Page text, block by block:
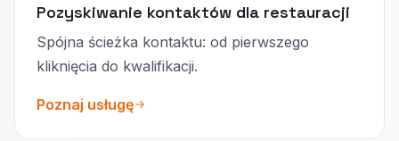
Pozyskiwanie kontaktów dla restauracji
Spójna ścieżka kontaktu: od pierwszego
kliknięcia do kwalifikacji.
Poznaj usługę